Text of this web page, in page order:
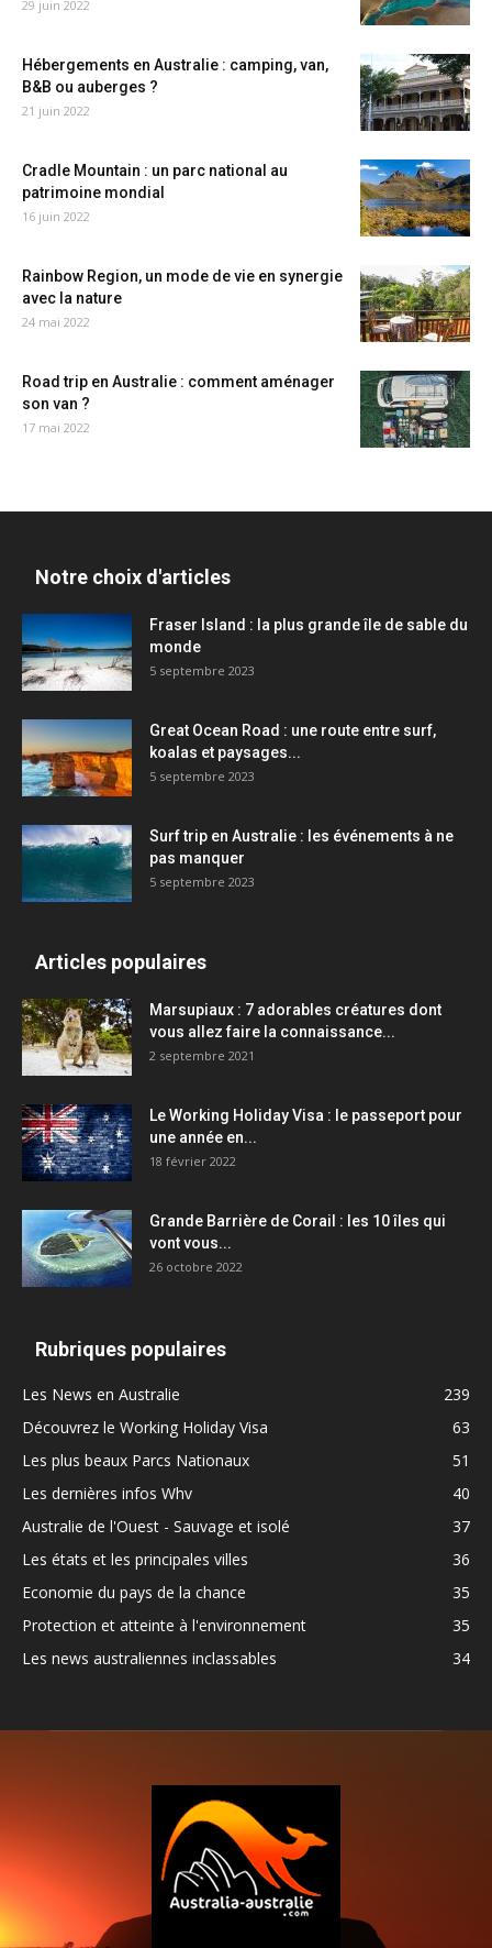
29 juin 2022
Hébergements en Australie : camping, van,
B&B ou auberges ?
21 juin 2022
Cradle Mountain : un parc national au
patrimoine mondial
16 juin 2022
Rainbow Region, un mode de vie en synergie
avec la nature
24 mai 2022
Road trip en Australie : comment aménager
son van ?
17 mai 2022
Notre choix d'articles
Fraser Island : la plus grande île de sable du
monde
5 septembre 2023
Great Ocean Road : une route entre surf,
koalas et paysages...
5 septembre 2023
Surf trip en Australie : les événements à ne
pas manquer
5 septembre 2023
Articles populaires
Marsupiaux : 7 adorables créatures dont
vous allez faire la connaissance...
2 septembre 2021
Le Working Holiday Visa : le passeport pour
une année en...
18 février 2022
Grande Barrière de Corail : les 10 îles qui
vont vous...
26 octobre 2022
Rubriques populaires
Les News en Australie
239
Découvrez le Working Holiday Visa
63
Les plus beaux Parcs Nationaux
51
Les dernières infos Whv
40
Australie de l'Ouest - Sauvage et isolé
37
Les états et les principales villes
36
Economie du pays de la chance
35
Protection et atteinte à l'environnement
35
Les news australiennes inclassables
34